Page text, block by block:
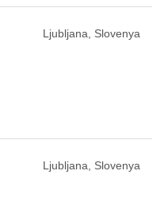
Ljubljana, Slovenya
Ljubljana, Slovenya